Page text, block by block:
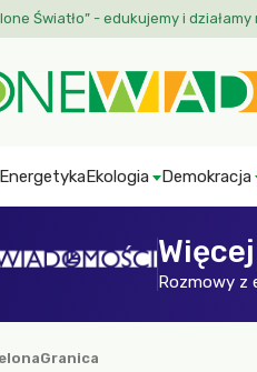
Światło” - edukujemy i
EnergetykaEkologia Demokracja
Rozmowy z